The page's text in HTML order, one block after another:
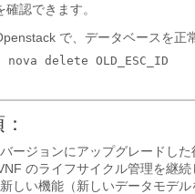
確認できます。
で、データベースを正
nova delete OLD_ESC_ID
ージョンにアップグレードし
のライフサイクル管理を継
しい機能（新しいデータモデ